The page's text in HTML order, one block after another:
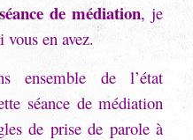
de médiation, je
vous en avez.
ensemble de l’état
séance de médiation
de prise de parole à